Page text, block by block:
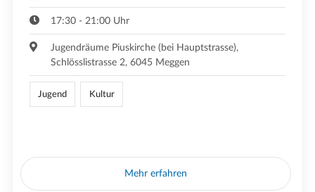
17:30 - 21:00 Uhr
Jugendräume Piuskirche (bei Hauptstrasse),
Schlösslistrasse 2, 6045 Meggen
Jugend Kultur
Mehr erfahren